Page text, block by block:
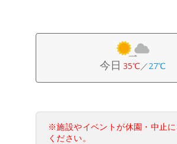
今日 35℃／27℃
※施設やイベントが休園・中止
ください。